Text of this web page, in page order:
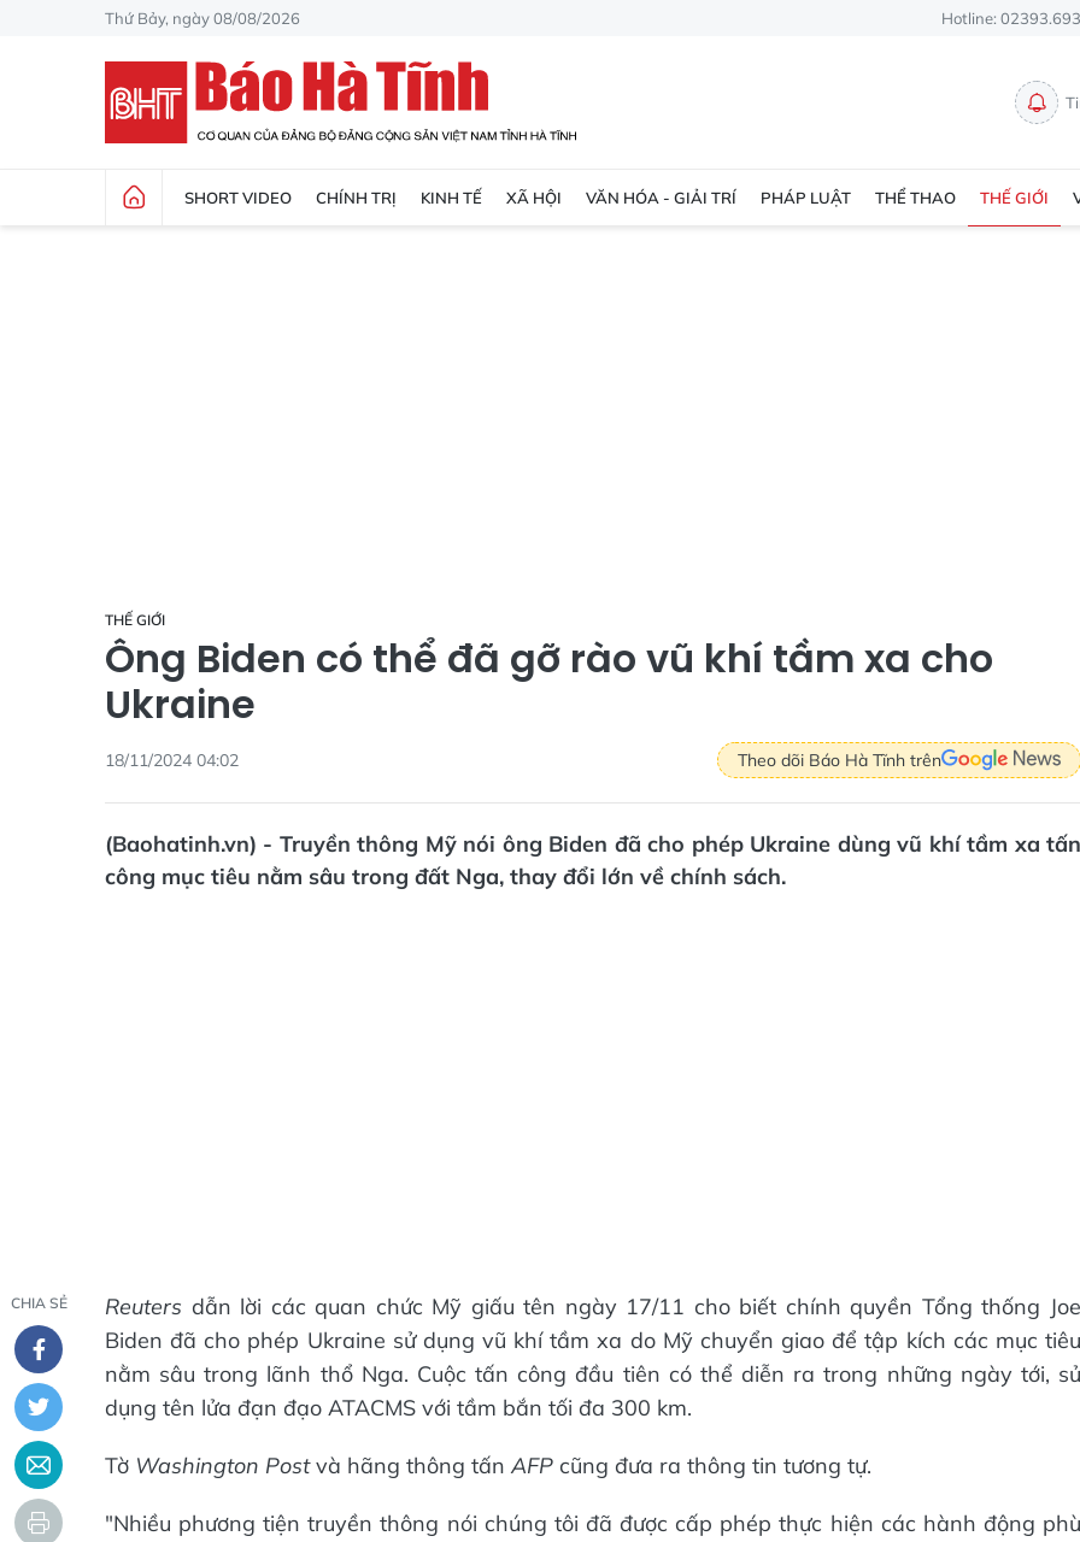
Thứ Bảy, ngày 08/08/2026 Hotline:
SHORT VIDEO CHÍNH TRỊ KINH TẾ XÃ HỘI VĂN HÓA - GIẢI TRÍ PHÁP LUẬT THỂ THAO THẾ GIỚI
THẾ GIỚI
Ông Biden có thể đã gỡ rào vũ khí tầm xa cho
Ukraine
18/11/2024 04:02 Theo dõi Báo Hà Tĩnh trên
(Baohatinh.vn) - Truyền thông Mỹ nói ông Biden đã cho phép Ukraine dùng vũ khí tầm xa tấn
công mục tiêu nằm sâu trong đất Nga, thay đổi lớn về chính sách.
CHIA SẺ Reuters dẫn lời các quan chức Mỹ giấu tên ngày 17/11 cho biết chính quyền Tổng thống Joe
Biden đã cho phép Ukraine sử dụng vũ khí tầm xa do Mỹ chuyển giao để tập kích các mục tiêu
nằm sâu trong lãnh thổ Nga. Cuộc tấn công đầu tiên có thể diễn ra trong những ngày tới, sử
dụng tên lửa đạn đạo ATACMS với tầm bắn tối đa 300 km.
Tờ Washington Postvà hãng thông tấn AFP cũng đưa ra thông tin tương tự.
"Nhiều phương tiện truyền thông nói chúng tôi đã được cấp phép thực hiện các hành động phù